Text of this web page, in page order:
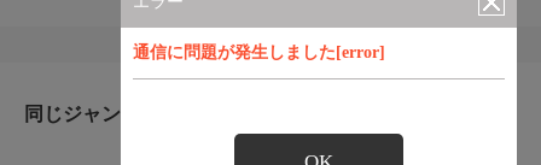
通信に問題が発生しました[error]
同じジャンルのおすすめ番組